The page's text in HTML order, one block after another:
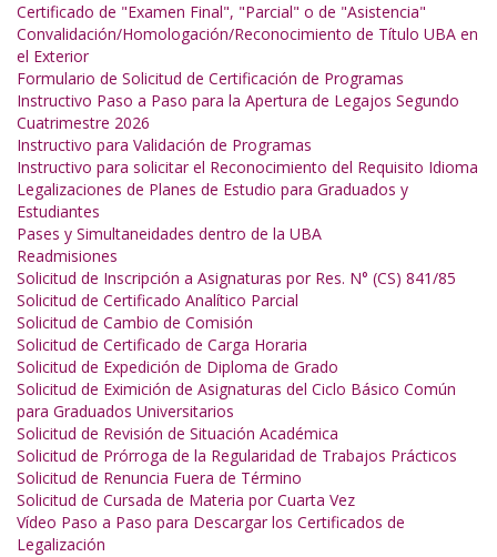
Certificado de "Examen Final", "Parcial" o de "Asistencia"
Convalidación/Homologación/Reconocimiento de Título UBA en
el Exterior
Formulario de Solicitud de Certificación de Programas
Instructivo Paso a Paso para la Apertura de Legajos Segundo
Cuatrimestre 2026
Instructivo para Validación de Programas
Instructivo para solicitar el Reconocimiento del Requisito Idioma
Legalizaciones de Planes de Estudio para Graduados y
Estudiantes
Pases y Simultaneidades dentro de la UBA
Readmisiones
Solicitud de Inscripción a Asignaturas por Res. N° (CS) 841/85
Solicitud de Certificado Analítico Parcial
Solicitud de Cambio de Comisión
Solicitud de Certificado de Carga Horaria
Solicitud de Expedición de Diploma de Grado
Solicitud de Eximición de Asignaturas del Ciclo Básico Común
para Graduados Universitarios
Solicitud de Revisión de Situación Académica
Solicitud de Prórroga de la Regularidad de Trabajos Prácticos
Solicitud de Renuncia Fuera de Término
Solicitud de Cursada de Materia por Cuarta Vez
Vídeo Paso a Paso para Descargar los Certificados de
Legalización